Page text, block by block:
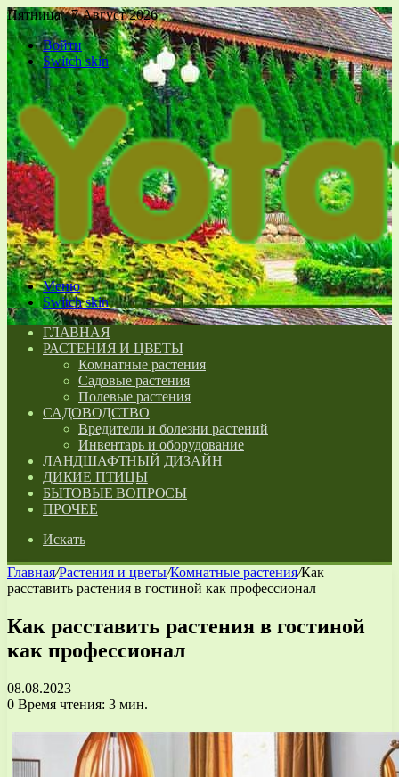
Пятница , 7 Август 2026
Войти
Switch skin
Меню
Switch skin
ГЛАВНАЯ
РАСТЕНИЯ И ЦВЕТЫ
Комнатные растения
Садовые растения
Полевые растения
САДОВОДСТВО
Вредители и болезни растений
Инвентарь и оборудование
ЛАНДШАФТНЫЙ ДИЗАЙН
ДИКИЕ ПТИЦЫ
БЫТОВЫЕ ВОПРОСЫ
ПРОЧЕЕ
Искать
Главная/Растения и цветы/Комнатные растения/Как
расставить растения в гостиной как профессионал
Как расставить растения в гостиной
как профессионал
08.08.2023
0 Время чтения: 3 мин.